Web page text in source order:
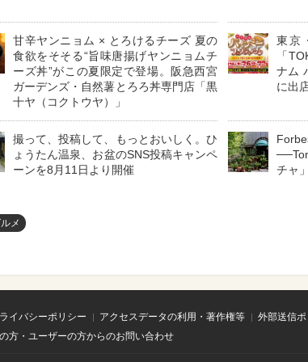
甘辛ヤンニョム × とろけるチーズ 夏の
食欲をそそる“旨味唐揚げヤンニョムチ
ーズ丼”がこの夏限定で登場。阪急西宮
ガーデンズ・自然薯とろろ丼専門店「黒
十ヤ（コクトウヤ）」
東京
「
ナム
に出
撮って、投稿して、もっとおいしく。ひ
ょうたん温泉、お盆のSNS投稿キャンペ
ーンを8月11日より開催
チャ
メ
イバシーポリシー アクセスデータの利用・著作権等 外部送信
方・ユーザーの方からのお問い合わせ